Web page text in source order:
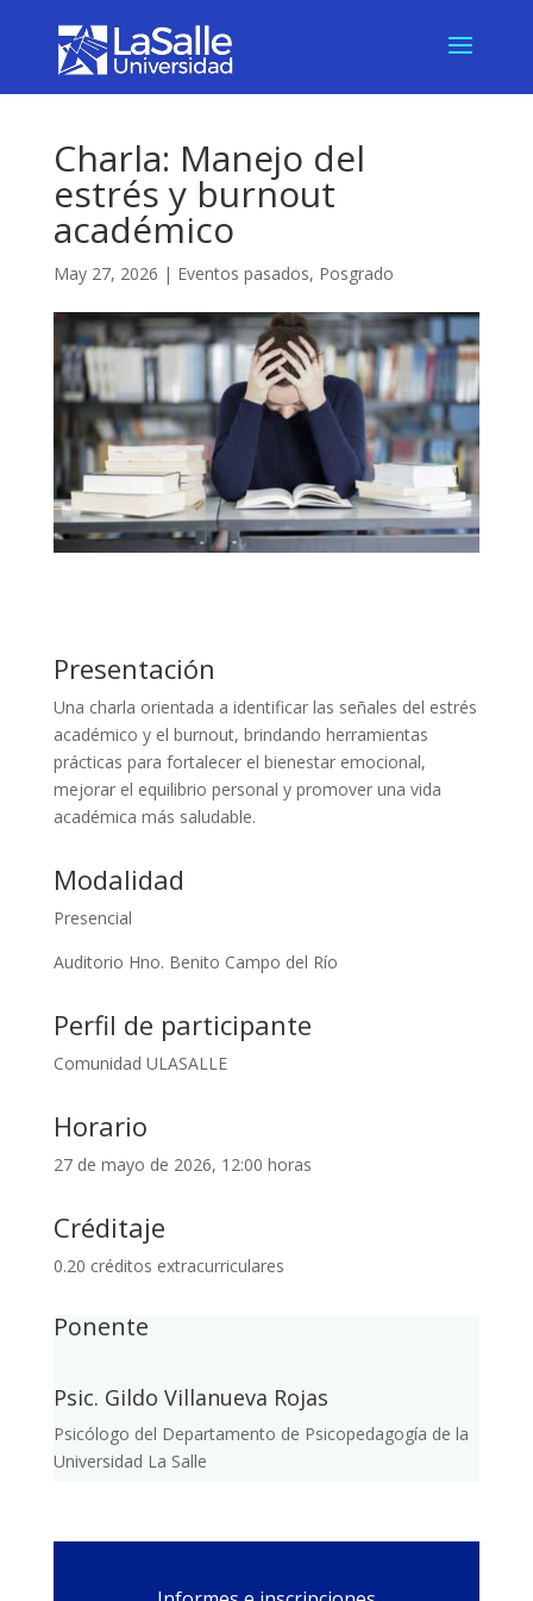
Charla: Manejo del
estrés y burnout
académico
May 27, 2026 | Eventos pasados, Posgrado
Presentación
Una charla orientada a identificar las señales del estrés
académico y el burnout, brindando herramientas
prácticas para fortalecer el bienestar emocional,
mejorar el equilibrio personal y promover una vida
académica más saludable.
Modalidad
Presencial
Auditorio Hno. Benito Campo del Río
Perfil de participante
Comunidad ULASALLE
Horario
27 de mayo de 2026, 12:00 horas
Créditaje
0.20 créditos extracurriculares
Ponente
Psic. Gildo Villanueva Rojas
Psicólogo del Departamento de Psicopedagogía de la
Universidad La Salle